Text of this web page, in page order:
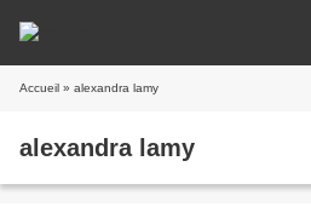
Accueil » alexandra lamy
alexandra lamy